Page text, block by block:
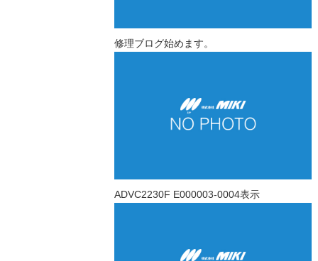
修理ブログ始めます。
ADVC2230F E000003-0004表示